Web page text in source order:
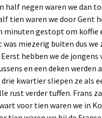
half negen waren we dan
tien waren we door Gent
minuten gestopt om koffie
was miezerig buiten dus we
hebben we de jongens
en een deken werden
drie kwartier sliepen ze als
rust verder tuffen. Frans
voor tien waren we in